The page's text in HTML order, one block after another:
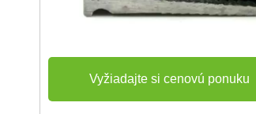
Vyžiadajte si cenovú ponuku